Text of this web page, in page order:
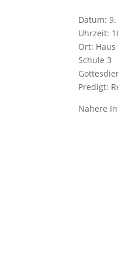
Datum:
Uhrzeit:
Ort:
Schule 3
Predigt:
Nähere